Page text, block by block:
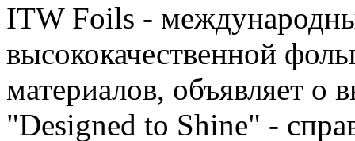
ITW Foils -
высококачественной
материалов, объявляет о
"Designed to Shine" -